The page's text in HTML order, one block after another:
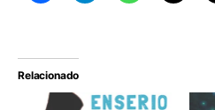
Relacionado